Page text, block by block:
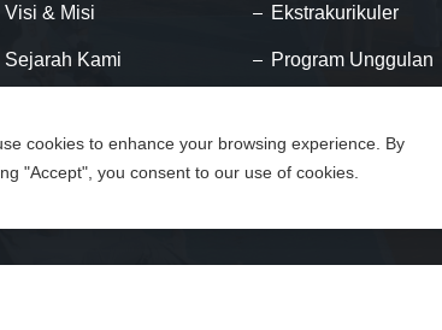
Visi & Misi
Sejarah Kami
Pendaftaran Online
Ekstrakurikuler
Program Unggulan
Program Beasiswa
cookies to enhance your browsing experience. By
"Accept", you consent to our use of cookies.